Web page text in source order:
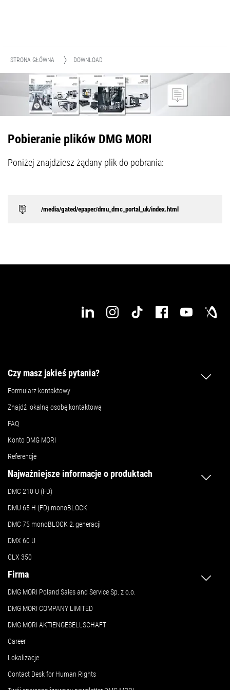
STRONA GŁÓWNA DOWNLOAD
Pobieranie plików DMG MORI
Poniżej znajdziesz żądany plik do pobrania:
/media/gated/epaper/dmu_dmc_portal_uk/index.html
Czy masz jakieś pytania?
Formularz kontaktowy
Znajdź lokalną osobę kontaktową
FAQ
Konto DMG MORI
Referencje
Najważniejsze informacje o produktach
DMC 210 U (FD)
DMU 65 H (FD) monoBLOCK
DMC 75 monoBLOCK 2. generacji
DMX 60 U
CLX 350
Firma
DMG MORI Poland Sales and Service Sp. z o.o.
DMG MORI COMPANY LIMITED
DMG MORI AKTIENGESELLSCHAFT
Career
Lokalizacje
Contact Desk for Human Rights